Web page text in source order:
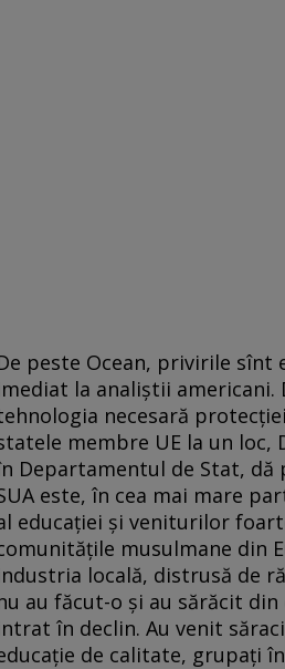
peste Ocean, privirile
la analiștii
necesară
membre UE la un
Departamentul de Stat,
este, în cea mai mare
educației și veniturilor
musulmane din
locală, distrusă de
au făcut-o și au sărăcit
în declin. Au venit
de calitate, grupați